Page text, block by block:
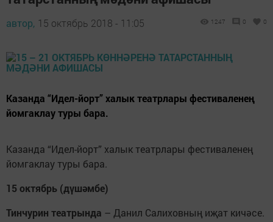
автор, 15 октябрь 2018 - 11:05 1247 0 0
Казанда “Идел-йорт” халык театрлары фестиваленең
йомгаклау туры бара.
Казанда “Идел-йорт” халык театрлары фестиваленең
йомгаклау туры бара.
15 октябрь (дүшәмбе)
Тинчурин театрында – Данил Салиховның иҗат кичәсе.